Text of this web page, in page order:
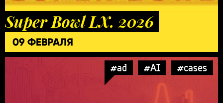
Super Bowl LX. 2026
09 ФЕВРАЛЯ
#ad #AI #cases